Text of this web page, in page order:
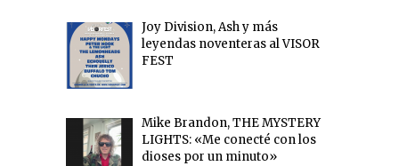
Joy Division, Ash y más
leyendas noventeras al VISOR
FEST
Mike Brandon, THE MYSTERY
LIGHTS: «Me conecté con los
dioses por un minuto»